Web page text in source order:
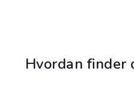
Hvordan finder